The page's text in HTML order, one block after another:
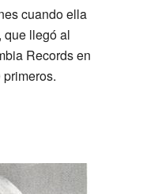
cuando ella
que llegó al
Records en